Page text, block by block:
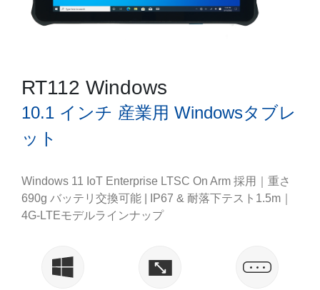
RT112 Windows
10.1 インチ 産業用 Windowsタブレ
ット
Windows 11 IoT Enterprise LTSC On Arm 採用｜重さ
690g バッテリ交換可能 | IP67 & 耐落下テスト1.5m｜
4G-LTEモデルラインナップ